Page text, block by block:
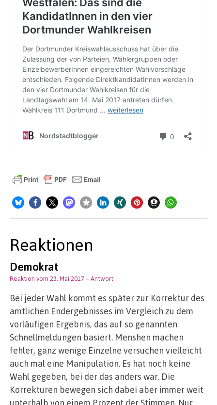
Reaktionen
Demokrat
Reaktion vom 23. Mai 2017– Antwort
Bei jeder Wahl kommt es später zur Korrektur des
amtlichen Endergebnisses im Vergleich zu dem
vorläufigen Ergebnis, das auf so genannten
Schnellmeldungen basiert. Menshen machen
fehler, ganz wenige Einzelne versuchen vielleicht
auch mal eine Manipulation. Es hat noch keine
Wahl gegeben, bei der das anders war. Die
Korrekturen bewegen sich dabei aber immer weit
unterhalb von einem Prozent der Stimmen. Nur